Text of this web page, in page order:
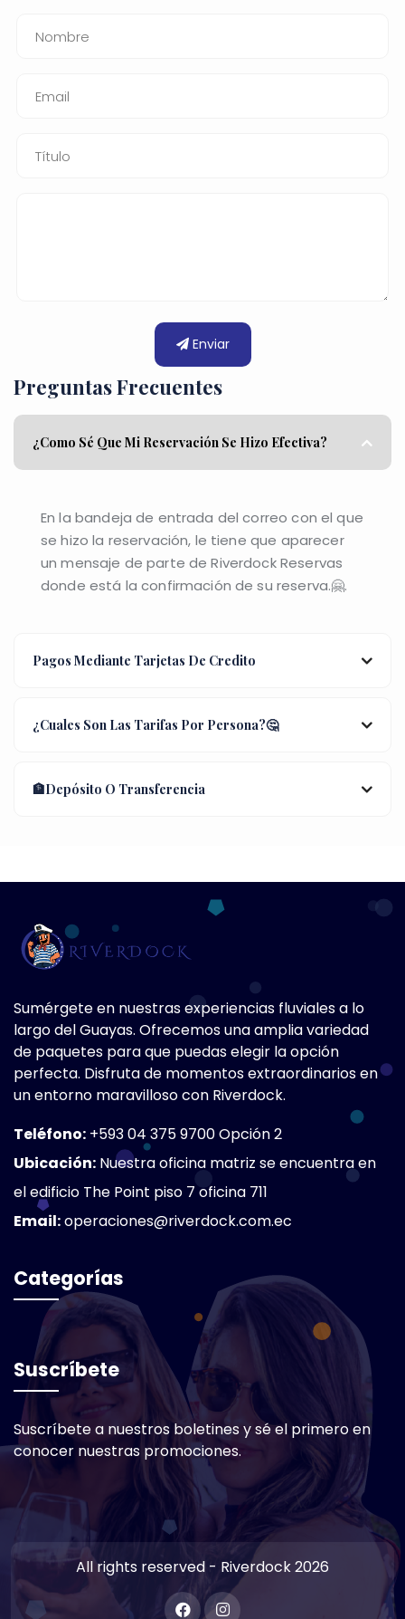
Enviar
Preguntas Frecuentes
¿Como Sé Que Mi Reservación Se Hizo Efectiva?
En la bandeja de entrada del correo con el que
se hizo la reservación, le tiene que aparecer
un mensaje de parte de Riverdock Reservas
donde está la confirmación de su reserva.🤗.
Pagos Mediante Tarjetas De Credito
¿Cuales Son Las Tarifas Por Persona?🤔
🏦Depósito O Transferencia
Sumérgete en nuestras experiencias fluviales a lo
largo del Guayas. Ofrecemos una amplia variedad
de paquetes para que puedas elegir la opción
perfecta. Disfruta de momentos extraordinarios en
un entorno maravilloso con Riverdock.
Teléfono: +593 04 375 9700 Opción 2
Ubicación: Nuestra oficina matriz se encuentra en
el edificio The Point piso 7 oficina 711
Email:operaciones@riverdock.com.ec
Categorías
Suscríbete
Suscríbete a nuestros boletines y sé el primero en
conocer nuestras promociones.
All rights reserved - Riverdock 2026